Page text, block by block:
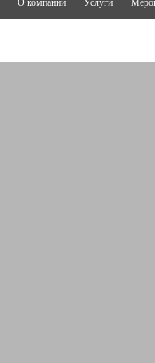
О компании Услуги